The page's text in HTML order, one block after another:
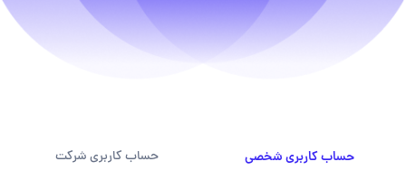
حساب کاربری شخصی حساب کاربری شرکت